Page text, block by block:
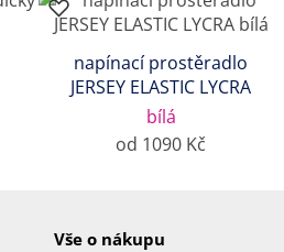
napínací prostěradlo
JERSEY ELASTIC LYCRA
bílá
od 1090 Kč
Vše o nákupu